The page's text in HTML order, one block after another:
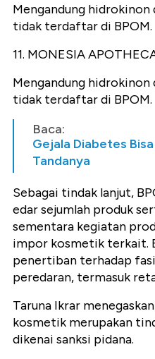
Mengandung
tidak terdaftar di BPOM.
11. MONESIA
Mengandung
tidak terdaftar di BPOM.
Baca:
Gejala Diabetes
Tandanya
Sebagai tindak lanjut,
edar sejumlah produk
sementara kegiatan
impor kosmetik terkait.
penertiban terhadap
peredaran, termasuk
Taruna Ikrar
kosmetik merupakan
dikenai sanksi pidana.